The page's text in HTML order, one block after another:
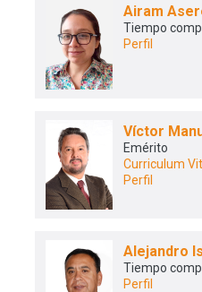
Airam
Tiempo
Perfil
Víctor
Emérito
Curriculum
Perfil
Alejandro
Tiempo
Perfil